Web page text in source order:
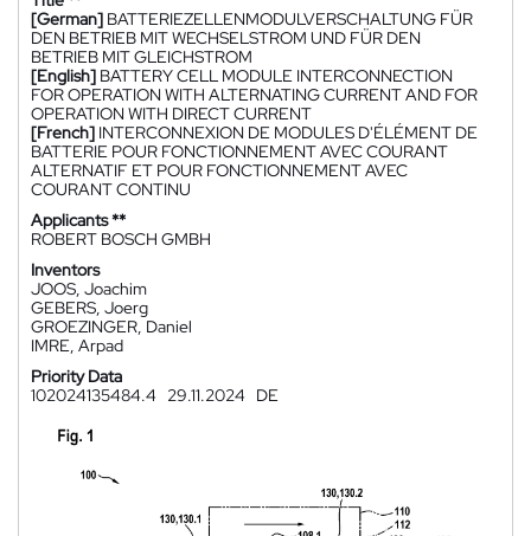
[German] BATTERIEZELLENMODULVERSCHALTUNG FÜR
DEN BETRIEB MIT WECHSELSTROM UND FÜR DEN
BETRIEB MIT GLEICHSTROM
[English] BATTERY CELL MODULE INTERCONNECTION
FOR OPERATION WITH ALTERNATING CURRENT AND FOR
OPERATION WITH DIRECT CURRENT
[French] INTERCONNEXION DE MODULES D'ÉLÉMENT DE
BATTERIE POUR FONCTIONNEMENT AVEC COURANT
ALTERNATIF ET POUR FONCTIONNEMENT AVEC
COURANT CONTINU
Applicants **
ROBERT BOSCH GMBH
Inventors
JOOS, Joachim
GEBERS, Joerg
GROEZINGER, Daniel
IMRE, Arpad
Priority Data
102024135484.4
29.11.2024 DE